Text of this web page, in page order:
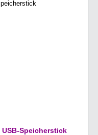
Speicherstick